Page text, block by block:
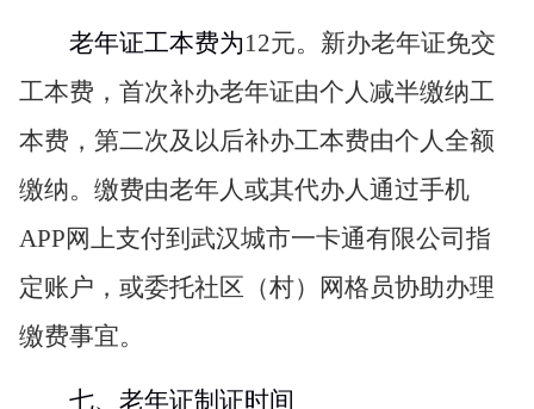
老年证工本费为12元。新办老年证免交
工本费，首次补办老年证由个人减半缴纳工
本费，第二次及以后补办工本费由个人全额
缴纳。缴费由老年人或其代办人通过手机
APP网上支付到武汉城市一卡通有限公司指
定账户，或委托社区（村）网格员协助办理
缴费事宜。
七、老年证制证时间